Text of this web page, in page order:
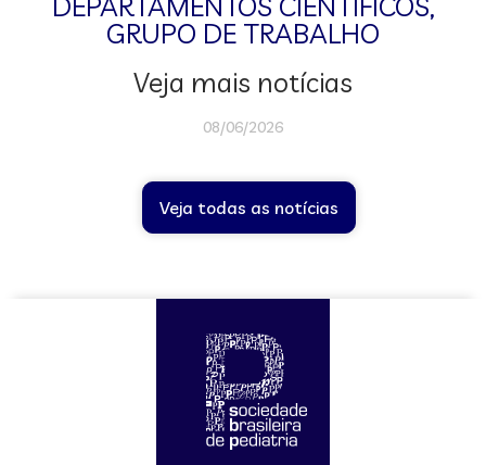
GRUPO DE TRABALHO
Veja mais notícias
08/06/2026
Veja todas as notícias